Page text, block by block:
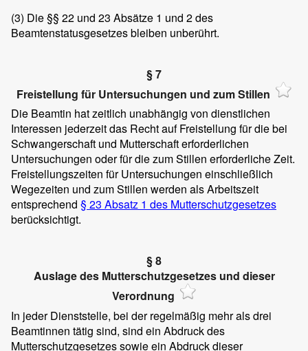
(3) Die §§ 22 und 23 Absätze 1 und 2 des
Beamtenstatusgesetzes bleiben unberührt.
§ 7
Freistellung für Untersuchungen und zum Stillen
Die Beamtin hat zeitlich unabhängig von dienstlichen
Interessen jederzeit das Recht auf Freistellung für die bei
Schwangerschaft und Mutterschaft erforderlichen
Untersuchungen oder für die zum Stillen erforderliche Zeit.
Freistellungszeiten für Untersuchungen einschließlich
Wegezeiten und zum Stillen werden als Arbeitszeit
entsprechend § 23 Absatz 1 des Mutterschutzgesetzes
berücksichtigt.
§ 8
Auslage des Mutterschutzgesetzes und dieser
Verordnung
In jeder Dienststelle, bei der regelmäßig mehr als drei
Beamtinnen tätig sind, sind ein Abdruck des
Mutterschutzgesetzes sowie ein Abdruck dieser